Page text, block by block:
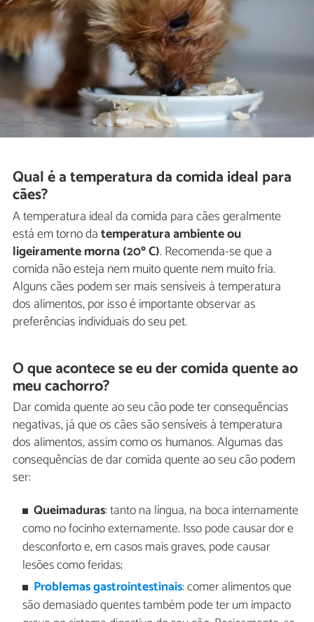
Qual é a temperatura da comida ideal para
cães?
A temperatura ideal da comida para cães geralmente
está em torno datemperatura ambiente ou
ligeiramente morna (20º C). Recomenda-se que a
comida não esteja nem muito quente nem muito fria.
Alguns cães podem ser mais sensíveis à temperatura
dos alimentos, por isso é importante observar as
preferências individuais do seu pet.
O que acontece se eu der comida quente ao
meu cachorro?
Dar comida quente ao seu cão pode ter consequências
negativas, já que os cães são sensíveis à temperatura
dos alimentos, assim como os humanos. Algumas das
consequências de dar comida quente ao seu cão podem
ser:
Queimaduras: tanto na língua, na boca internamente
como no focinho externamente. Isso pode causar dor e
desconforto e, em casos mais graves, pode causar
lesões como feridas;
Problemas gastrointestinais: comer alimentos que
são demasiado quentes também pode ter um impacto